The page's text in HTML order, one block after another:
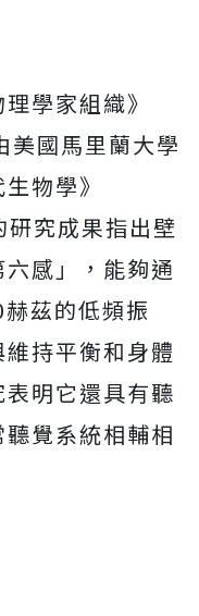
學家組織》
美國馬里蘭大學
生物學》
究成果指出壁
感」，能夠通
茲的低頻振
持平衡和身體
明它還具有聽
覺系統相輔相